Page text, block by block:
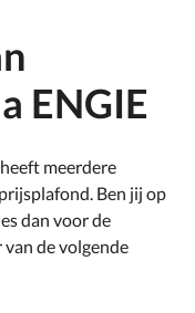
ENGIE
meerdere
Ben jij op
dan voor de
de volgende